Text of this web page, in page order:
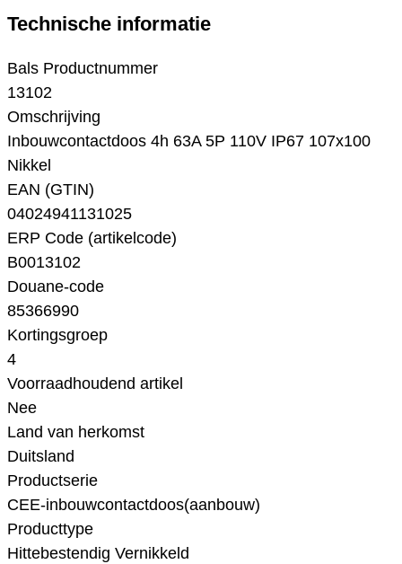
Technische informatie
Bals Productnummer
13102
Omschrijving
Inbouwcontactdoos 4h 63A 5P 110V IP67 107x100
Nikkel
EAN (GTIN)
04024941131025
ERP Code (artikelcode)
B0013102
Douane-code
85366990
Kortingsgroep
4
Voorraadhoudend artikel
Nee
Land van herkomst
Duitsland
Productserie
CEE-inbouwcontactdoos(aanbouw)
Producttype
Hittebestendig Vernikkeld